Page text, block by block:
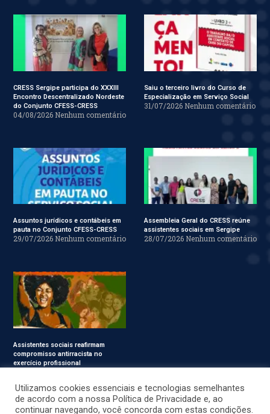
CRESS Sergipe participa do XXXIII
Encontro Descentralizado Nordeste
do Conjunto CFESS-CRESS
04/08/2026 Nenhum comentário
Saiu o terceiro livro do Curso de
Especialização em Serviço Social
31/07/2026 Nenhum comentário
Assuntos jurídicos e contábeis em
pauta no Conjunto CFESS-CRESS
29/07/2026 Nenhum comentário
Assembleia Geral do CRESS reúne
assistentes sociais em Sergipe
28/07/2026 Nenhum comentário
Assistentes sociais reafirmam
compromisso antirracista no
exercício profissional
Utilizamos cookies essenciais e tecnologias semelhantes
de acordo com a nossa Política de Privacidade e, ao
continuar navegando, você concorda com estas condições.